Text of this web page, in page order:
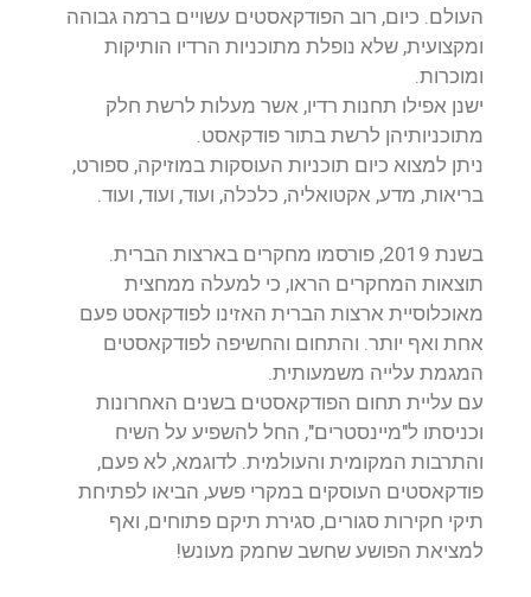
העולם. כיום, רוב הפודקאסטים עשויים ברמה גבוהה
ומקצועית, שלא נופלת מתוכניות הרדיו הותיקות
ומוכרות.
ישנן אפילו תחנות רדיו, אשר מעלות לרשת חלק
מתוכניותיהן לרשת בתור פודקאסט.
ניתן למצוא כיום תוכניות העוסקות במוזיקה, ספורט,
בריאות, מדע, אקטואליה, כלכלה, ועוד, ועוד, ועוד.
בשנת 2019, פורסמו מחקרים בארצות הברית.
תוצאות המחקרים הראו, כי למעלה ממחצית
מאוכלוסיית ארצות הברית האזינו לפודקאסט פעם
אחת ואף יותר. והתחום והחשיפה לפודקאסטים
המגמת עלייה משמעותית.
עם עליית תחום הפודקאסטים בשנים האחרונות
וכניסתו ל"מיינסטרים", החל להשפיע על השיח
והתרבות המקומית והעולמית. לדוגמא, לא פעם,
פודקאסטים העוסקים במקרי פשע, הביאו לפתיחת
תיקי חקירות סגורים, סגירת תיקם פתוחים, ואף
למציאת הפושע שחשב שחמק מעונש!